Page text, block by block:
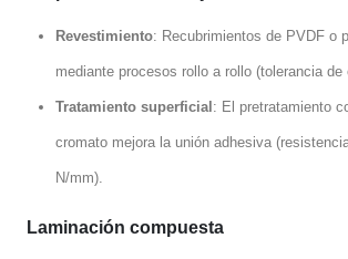
Revestimiento: Recubrimientos de PVDF o
mediante procesos rollo a rollo (tolerancia de
Tratamiento superficial : El pretratamiento
cromato mejora la unión adhesiva
N/mm).
Laminación compuesta